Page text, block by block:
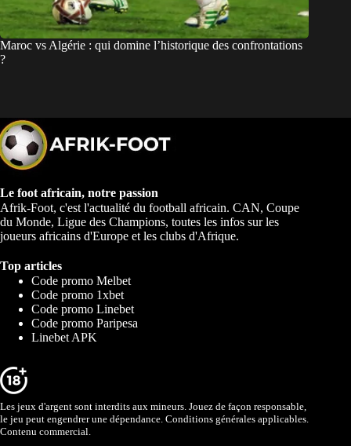
Maroc vs Algérie : qui domine l’historique des confrontations
?
Le foot africain, notre passion
Afrik-Foot, c'est l'actualité du football africain. CAN, Coupe
du Monde, Ligue des Champions, toutes les infos sur les
joueurs africains d'Europe et les clubs d'Afrique.
Top articles
Code promo Melbet
Code promo 1xbet
Code promo Linebet
Code promo Paripesa
Linebet APK
Les jeux d'argent sont interdits aux mineurs. Jouez de façon responsable,
le jeu peut engendrer une dépendance. Conditions générales applicables.
Contenu commercial.